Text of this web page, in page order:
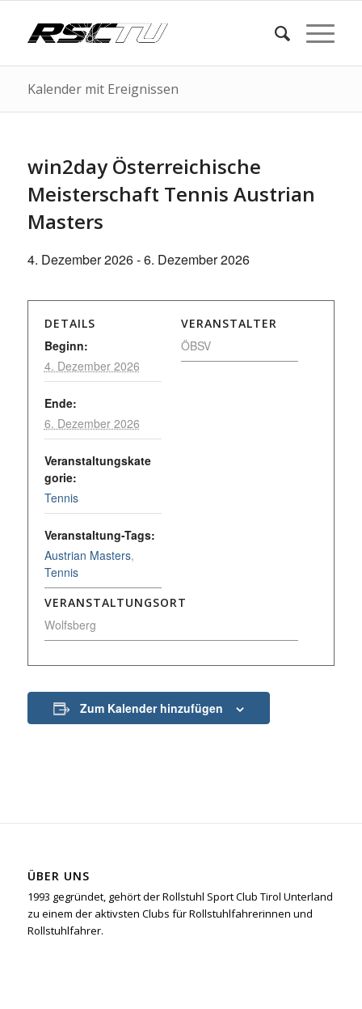
Kalender mit Ereignissen
win2day Österreichische
Meisterschaft Tennis Austrian
Masters
4. Dezember 2026-6. Dezember 2026
DETAILS
Beginn:
4. Dezember 2026
Ende:
6. Dezember 2026
Veranstaltungskate
gorie:
Tennis
Veranstaltung-Tags:
Austrian Masters,
Tennis
VERANSTALTUNGSORT
Wolfsberg
VERANSTALTER
ÖBSV
Zum Kalender hinzufügen
ÜBER UNS
1993 gegründet, gehört der Rollstuhl Sport Club Tirol Unterland
zu einem der aktivsten Clubs für Rollstuhlfahrerinnen und
Rollstuhlfahrer.